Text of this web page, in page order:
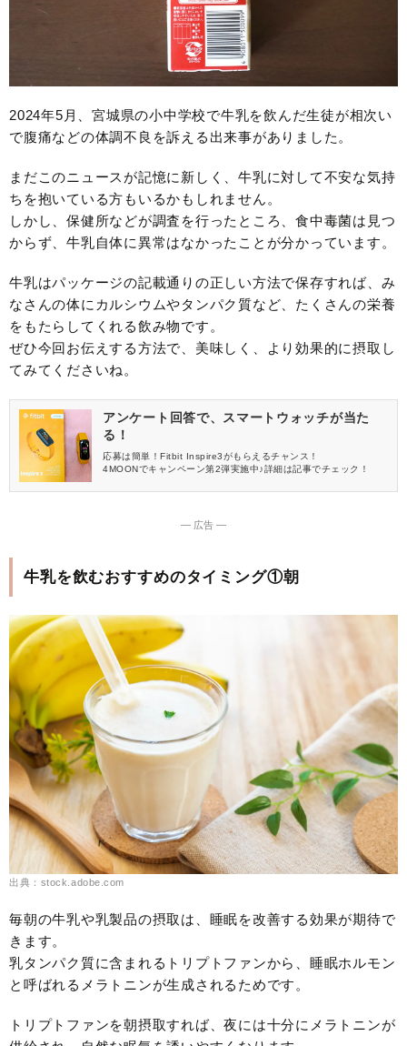
2024年5月、宮城県の小中学校で牛乳を飲んだ生徒が相次い
で腹痛などの体調不良を訴える出来事がありました。
まだこのニュースが記憶に新しく、牛乳に対して不安な気持
ちを抱いている方もいるかもしれません。
しかし、保健所などが調査を行ったところ、食中毒菌は見つ
からず、牛乳自体に異常はなかったことが分かっています。
牛乳はパッケージの記載通りの正しい方法で保存すれば、み
なさんの体にカルシウムやタンパク質など、たくさんの栄養
をもたらしてくれる飲み物です。
ぜひ今回お伝えする方法で、美味しく、より効果的に摂取し
てみてくださいね。
アンケート回答で、スマートウォッチが当た
る！
応募は簡単！Fitbit Inspire3がもらえるチャンス！
4MOONでキャンペーン第2弾実施中♪詳細は記事でチェック！
― 広告 ―
牛乳を飲むおすすめのタイミング①朝
出典：stock.adobe.com
毎朝の牛乳や乳製品の摂取は、睡眠を改善する効果が期待で
きます。
乳タンパク質に含まれるトリプトファンから、睡眠ホルモン
と呼ばれるメラトニンが生成されるためです。
トリプトファンを朝摂取すれば、夜には十分にメラトニンが